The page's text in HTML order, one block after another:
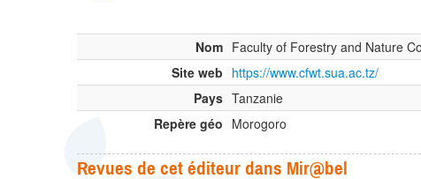
Nom Faculty of Forestry and Nature
Site web https://www.cfwt.sua.ac.tz/
Pays Tanzanie
Repère géo Morogoro
Revues de cet éditeur dans Mir@bel